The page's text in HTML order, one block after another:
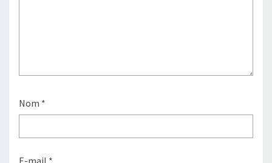
Nom *